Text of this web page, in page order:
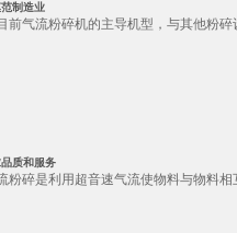
制造业
前气流粉碎机的主导机型，与其他粉
质和服务
碎是利用超音速气流使物料与物料